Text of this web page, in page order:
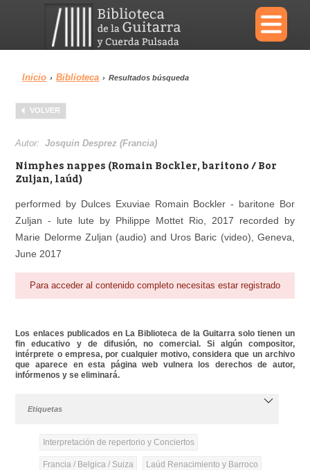
×
Menu
Biblioteca
Área personal
Inicio › Biblioteca › Resultados búsqueda
VOLVER
Autor:Josquin Desprez (Francia)
Nimphes nappes (Romain Bockler, baritono / Bor
Zuljan, laúd)
performed by Dulces Exuviae Romain Bockler - baritone Bor
Zuljan - lute lute by Philippe Mottet Rio, 2017 recorded by
Marie Delorme Zuljan (audio) and Uros Baric (video), Geneva,
June 2017
Para acceder al contenido completo necesitas estar registrado
Los enlaces publicados en La Biblioteca de la Guitarra solo tienen un
fin educativo y de difusión, no comercial. Si algún compositor,
intérprete o empresa, por cualquier motivo, considera que un archivo
que aparece en esta página web vulnera los derechos de autor,
infórmenos y se eliminará.
Etiquetas
Interpretación de repertorio y Conciertos
Francia / Belgica / Suiza Laúd Renacimiento y Barroco